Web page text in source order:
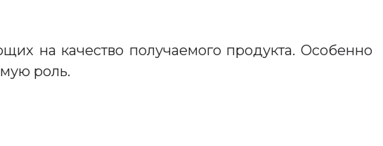
на качество получаемого продукта. Особенно
роль.